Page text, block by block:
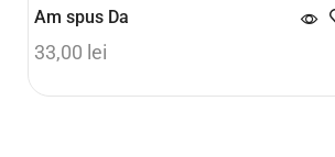
Am spus Da
33,00 lei
Adaugă în coș